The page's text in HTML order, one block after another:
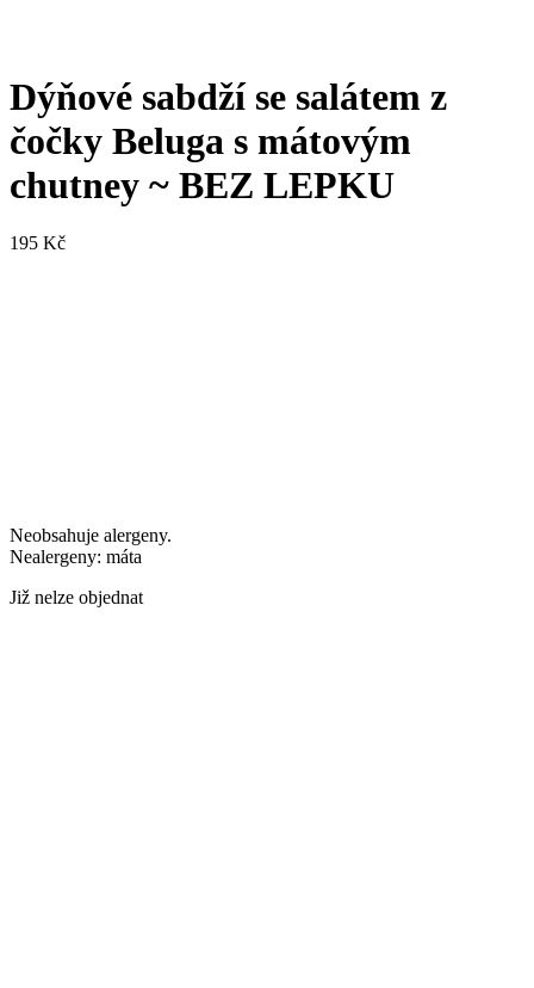
Dýňové sabdží se salátem z
čočky Beluga s mátovým
chutney ~ BEZ LEPKU
195 Kč
Neobsahuje alergeny.
Nealergeny: máta
Již nelze objednat